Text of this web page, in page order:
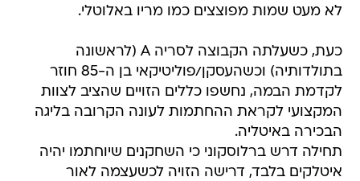
לא מעט שמות מפוצצים כמו מריו באלוטלי.
כעת, כשעלתה הקבוצה לסריה A (לראשונה
בתולדותיה) וכשהעסקן/פוליטיקאי בן ה-85 חוזר
לקדמת הבמה, נחשפו כללים הזויים שהציב לצוות
המקצועי לקראת ההחתמות לעונה הקרובה בליגה
הבכירה באיטליה.
תחילה דרש ברלוסקוני כי השחקנים שיוחתמו יהיה
איטלקים בלבד, דרישה הזויה לכשעצמה לאור